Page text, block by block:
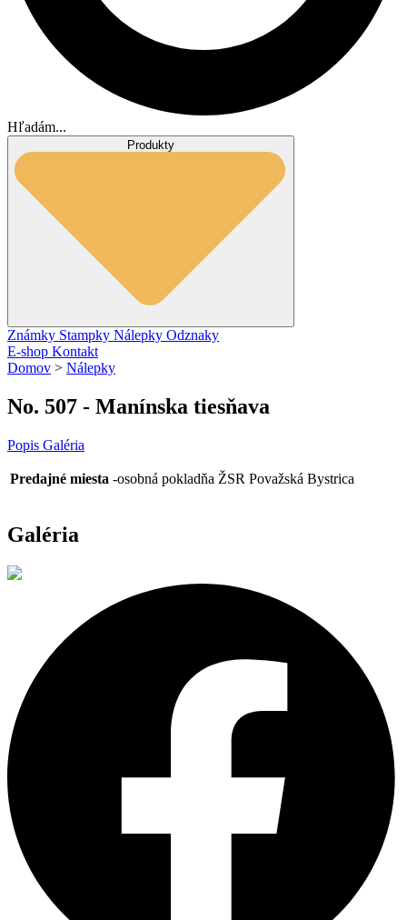
Hľadám...
Produkty
Známky Stampky Nálepky Odznaky
E-shop Kontakt
Domov > Nálepky
No. 507 - Manínska tiesňava
Popis Galéria
Predajné miesta -osobná pokladňa ŽSR Považská Bystrica
Galéria